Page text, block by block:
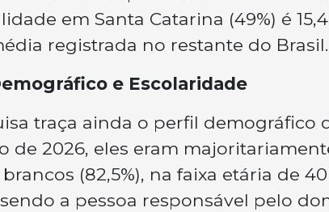
em Santa Catarina (49%) é
registrada no restante do Brasil.
e Escolaridade
traça ainda o perfil demográfico
de 2026, eles eram
brancos (82,5%), na faixa etária de
a pessoa responsável pelo